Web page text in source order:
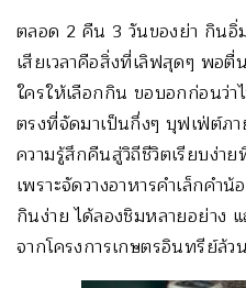
ตลอด 2 คืน 3 วันของย่า กิน
เสียเวลาคือสิ่งที่เลิฟสุดๆ พอตื่
ใครให้เลือกกิน ขอบอกก่อนว่า
ตรงที่จัดมาเป็นกึ่งๆ บุฟเฟ่ต์ภ
ความรู้สึกคืนสู่วิถีชีวิตเรียบง่า
เพราะจัดวางอาหารคำเล็กคำ
กินง่าย ได้ลองชิมหลายอย่าง
จากโครงการเกษตรอินทรีย์ล้ว